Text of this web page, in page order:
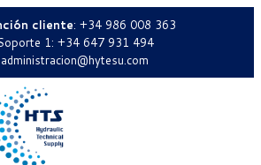
cliente: +34 986 008 363
1: +34 647 931 494
administracion@hytesu.com